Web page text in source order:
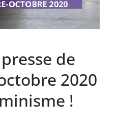
de
2020
!